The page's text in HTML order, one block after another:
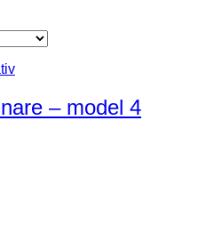
– model 4